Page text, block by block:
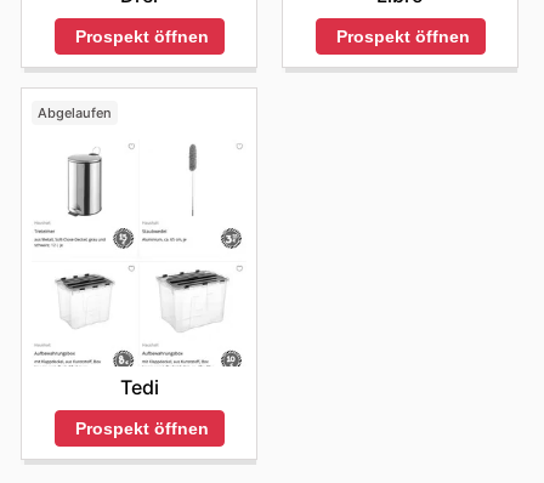
Prospekt öffnen Prospekt öffnen
Abgelaufen
Tedi
Prospekt öffnen